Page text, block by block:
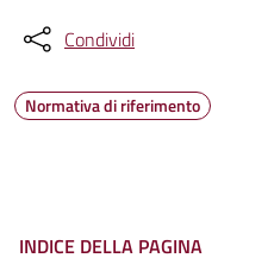
Condividi
Normativa di riferimento
INDICE DELLA PAGINA